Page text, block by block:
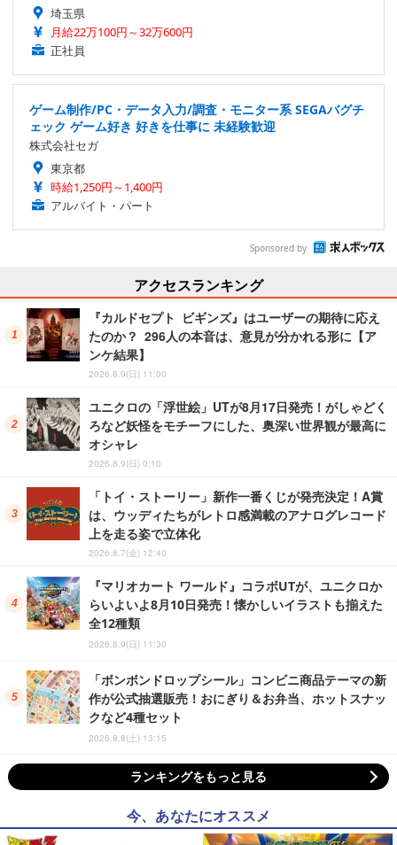
埼玉県
月給22万100円～32万600円
正社員
ゲーム制作/PC・データ入力/調査・モニター系 SEGAバグチ
ェック ゲーム好き 好きを仕事に 未経験歓迎
株式会社セガ
東京都
時給1,250円～1,400円
アルバイト・パート
Sponsored by
アクセスランキング
『カルドセプト ビギンズ』はユーザーの期待に応え
たのか？ 296人の本音は、意見が分かれる形に【ア
ンケ結果】
2026.8.9(日) 11:00
ユニクロの「浮世絵」UTが8月17日発売！がしゃどく
ろなど妖怪をモチーフにした、奥深い世界観が最高に
オシャレ
2026.8.9(日) 0:10
「トイ・ストーリー」新作一番くじが発売決定！A賞
は、ウッディたちがレトロ感満載のアナログレコード
上を走る姿で立体化
2026.8.7(金) 12:40
『マリオカート ワールド』コラボUTが、ユニクロか
らいよいよ8月10日発売！懐かしいイラストも揃えた
全12種類
2026.8.9(日) 11:30
「ボンボンドロップシール」コンビニ商品テーマの新
作が公式抽選販売！おにぎり＆お弁当、ホットスナッ
クなど4種セット
2026.8.8(土) 13:15
ランキングをもっと見る
今、あなたにオススメ